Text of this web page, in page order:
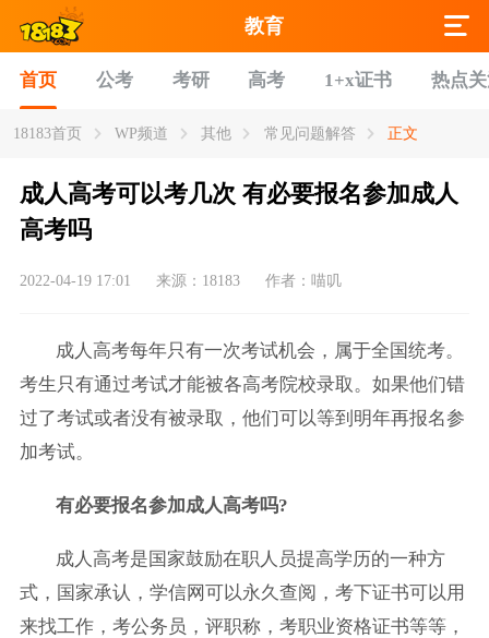
教育
首页 公考 考研 高考 1+x证书 热点
18183首页 WP频道 其他 常见问题解答 正文
成人高考可以考几次 有必要报名参加成人
高考吗
2022-04-19 17:01 来源：18183 作者：喵叽
成人高考每年只有一次考试机会，属于全国统考。
考生只有通过考试才能被各高考院校录取。如果他们错
过了考试或者没有被录取，他们可以等到明年再报名参
加考试。
有必要报名参加成人高考吗?
成人高考是国家鼓励在职人员提高学历的一种方
式，国家承认，学信网可以永久查阅，考下证书可以用
来找工作，考公务员，评职称，考职业资格证书等等，